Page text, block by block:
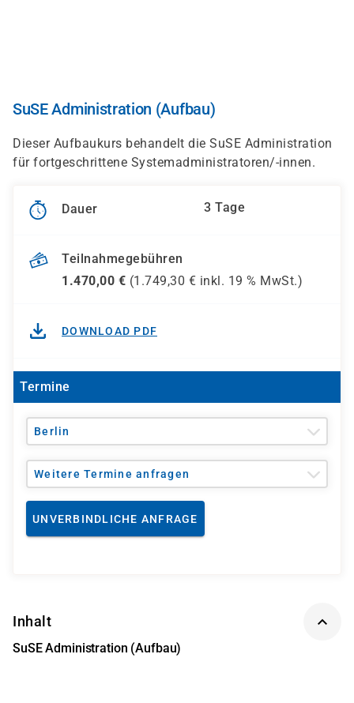
SuSE Administration (Aufbau)
Dieser Aufbaukurs behandelt die SuSE Administration
für fortgeschrittene Systemadministratoren/-innen.
Dauer 3 Tage
Teilnahmegebühren
1.470,00 € (1.749,30 € inkl. 19 % MwSt.)
DOWNLOAD PDF
Termine
Berlin
Weitere Termine anfragen
UNVERBINDLICHE ANFRAGE
Inhalt
SuSE Administration (Aufbau)